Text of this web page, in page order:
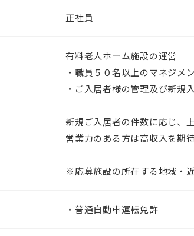
正社員
有料老人ホーム施設の運営
・職員５０名以上のマネジメ
・ご入居者様の管理及び新規
新規ご入居者の件数に応じ、
営業力のある方は高収入を期
※応募施設の所在する地域・
普通自動車運転免許